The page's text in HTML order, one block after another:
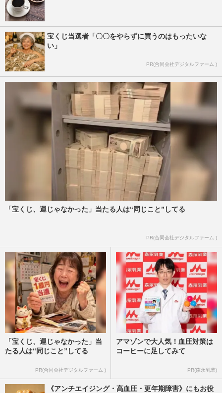
宝くじ当選者「〇〇をやらずに買うのはもったいな
い」
PR(合同会社デジタルファーム )
「宝くじ、運じゃなかった」当たる人は“同じこと”してる
PR(合同会社デジタルファーム )
「宝くじ、運じゃなかった」当
たる人は“同じこと”してる
PR(合同会社デジタルファーム )
アマゾンで大人気！血圧対策は
コーヒーに足してみて
PR(森永乳業)
《アンチエイジング・高血圧・更年期障害》にもお役